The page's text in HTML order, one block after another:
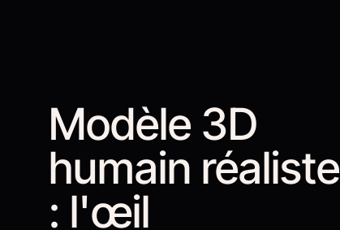
Modèle 3D
humain réaliste
: l'œil